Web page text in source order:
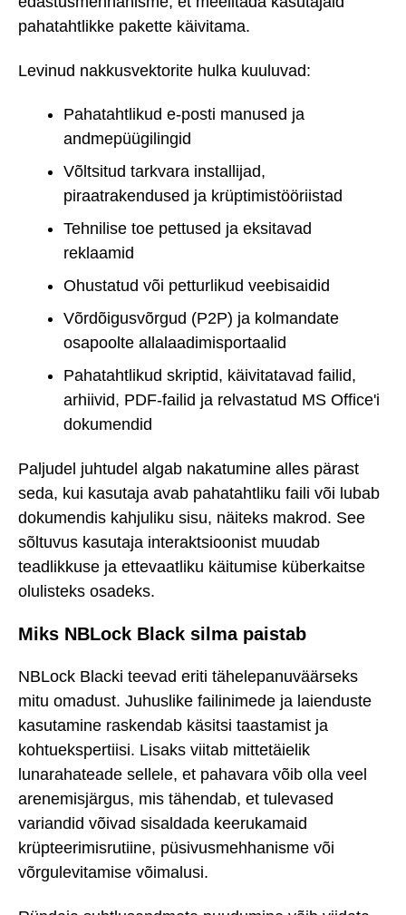
pahatahtlikke pakette käivitama.
Levinud nakkusvektorite hulka kuuluvad:
Pahatahtlikud e-posti manused ja
andmepüügilingid
Võltsitud tarkvara installijad,
piraatrakendused ja krüptimistööriistad
Tehnilise toe pettused ja eksitavad
reklaamid
Ohustatud või petturlikud veebisaidid
Võrdõigusvõrgud (P2P) ja kolmandate
osapoolte allalaadimisportaalid
Pahatahtlikud skriptid, käivitatavad failid,
arhiivid, PDF-failid ja relvastatud MS Office'i
dokumendid
Paljudel juhtudel algab nakatumine alles pärast
seda, kui kasutaja avab pahatahtliku faili või lubab
dokumendis kahjuliku sisu, näiteks makrod. See
sõltuvus kasutaja interaktsioonist muudab
teadlikkuse ja ettevaatliku käitumise küberkaitse
olulisteks osadeks.
Miks NBLock Black silma paistab
NBLock Blacki teevad eriti tähelepanuväärseks
mitu omadust. Juhuslike failinimede ja laienduste
kasutamine raskendab käsitsi taastamist ja
kohtuekspertiisi. Lisaks viitab mittetäielik
lunarahateade sellele, et pahavara võib olla veel
arenemisjärgus, mis tähendab, et tulevased
variandid võivad sisaldada keerukamaid
krüpteerimisrutiine, püsivusmehhanisme või
võrgulevitamise võimalusi.